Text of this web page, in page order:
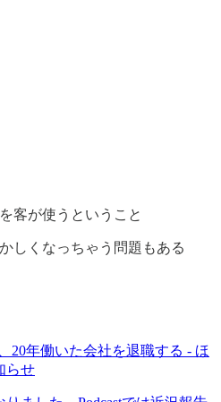
客が使うということ
しくなっちゃう問題もある
20年働いた会社を退職する - ほ
らせ